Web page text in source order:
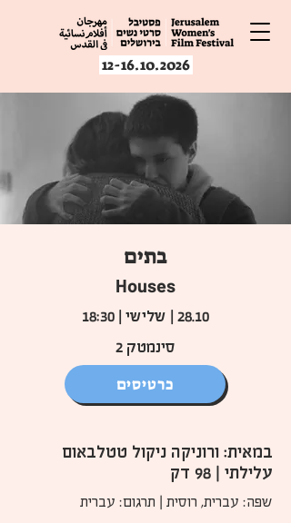
12-16.10.2026
בתים
Houses
28.10 | שלישי | 18:30
סינמטק 2
כרטיסים
במאית: ורוניקה ניקול טטלבאום
עלילתי | 98 דק
שפה: עברית, רוסית | תרגום: עברית